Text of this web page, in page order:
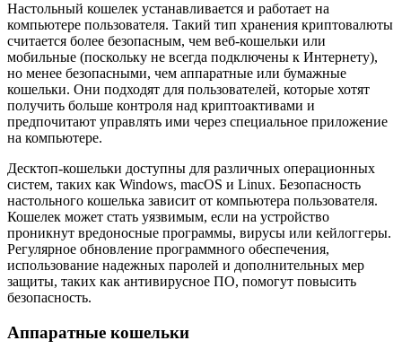
Настольный кошелек устанавливается и работает на
компьютере пользователя. Такий тип хранения криптовалюты
считается более безопасным, чем веб-кошельки или
мобильные (поскольку не всегда подключены к Интернету),
но менее безопасными, чем аппаратные или бумажные
кошельки. Они подходят для пользователей, которые хотят
получить больше контроля над криптоактивами и
предпочитают управлять ими через специальное приложение
на компьютере.
Десктоп-кошельки доступны для различных операционных
систем, таких как Windows, macOS и Linux. Безопасность
настольного кошелька зависит от компьютера пользователя.
Кошелек может стать уязвимым, если на устройство
проникнут вредоносные программы, вирусы или кейлоггеры.
Регулярное обновление программного обеспечения,
использование надежных паролей и дополнительных мер
защиты, таких как антивирусное ПО, помогут повысить
безопасность.
Аппаратные кошельки